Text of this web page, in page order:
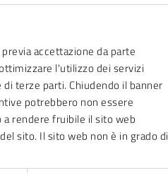
accettazione da parte
l'utilizzo dei servizi
terze parti. Chiudendo il banner
potrebbero non essere
a rendere fruibile il sito web
sito. Il sito web non è in grado di